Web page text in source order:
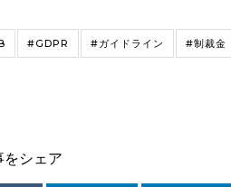
#GDPR #ガイドライン #制裁金
をシェア